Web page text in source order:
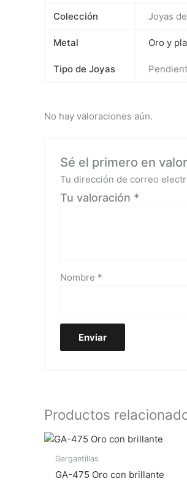
Colección Joyas
Metal Oro y
Tipo de Joyas
No hay valoraciones aún.
Sé el primero en
Tu dirección de correo
Tu valoración *
Nombre *
Productos
Gargantillas
GA-475 Oro con brillante